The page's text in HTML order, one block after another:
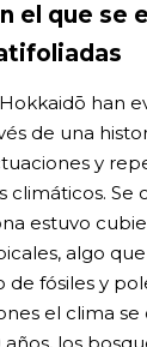
el que se
han
de una
y
climáticos. Se
estuvo
algo
de fósiles y
el clima